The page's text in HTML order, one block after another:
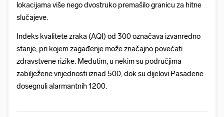
lokacijama više nego dvostruko premašilo granicu za hitne
slučajeve.
Indeks kvalitete zraka (AQI) od 300 označava izvanredno
stanje, pri kojem zagađenje može značajno povećati
zdravstvene rizike. Međutim, u nekim su područjima
zabilježene vrijednosti iznad 500, dok su dijelovi Pasadene
dosegnuli alarmantnih 1200.